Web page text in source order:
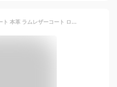
リアルレザー トレンチコート 本革 ラムレザーコート ロングコート レディース アウター レディースコート ladies coat 女性用 春秋冬コーデ ベルト付 ダブルボタン シンプル ベーシック 長袖 大人 上品 着痩せ効果 体型カバー ブラック